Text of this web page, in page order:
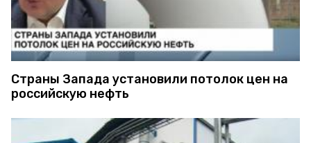
Страны Запада установили потолок цен на
российскую нефть